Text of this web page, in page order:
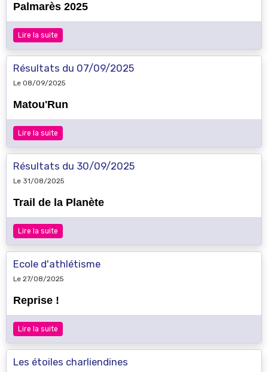
Palmarès 2025
Lire la suite
Résultats du 07/09/2025
Le 08/09/2025
Matou'Run
Lire la suite
Résultats du 30/09/2025
Le 31/08/2025
Trail de la Planète
Lire la suite
Ecole d'athlétisme
Le 27/08/2025
Reprise !
Lire la suite
Les étoiles charliendines